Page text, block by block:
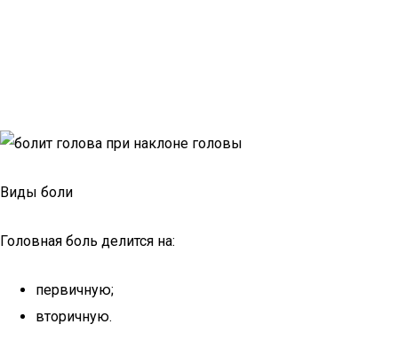
Виды боли
Головная боль делится на:
первичную;
вторичную.